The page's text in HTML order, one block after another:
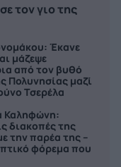
τον γιο της
Έκανε
μάζεψε
από τον βυθό
Πολυνησίας μαζί
Τσερέλα
Καληφώνη:
διακοπές της
την παρέα της –
φόρεμα που